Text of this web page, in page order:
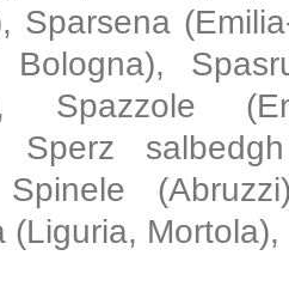
Sparsena
Bologna),
Spazzole
Sperz
Spinele
(Liguria,